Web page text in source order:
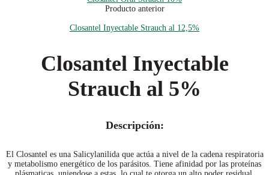
Producto anterior
Closantel Inyectable Strauch al 12,5%
Closantel Inyectable
Strauch al 5%
Descripción:
El Closantel es una Salicylanilida que actúa a nivel de la cadena respiratoria
y metabolismo energético de los parásitos. Tiene afinidad por las proteínas